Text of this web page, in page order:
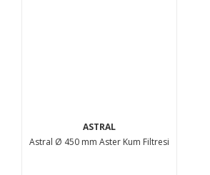
ASTRAL
Astral Ø 450 mm Aster Kum Filtresi